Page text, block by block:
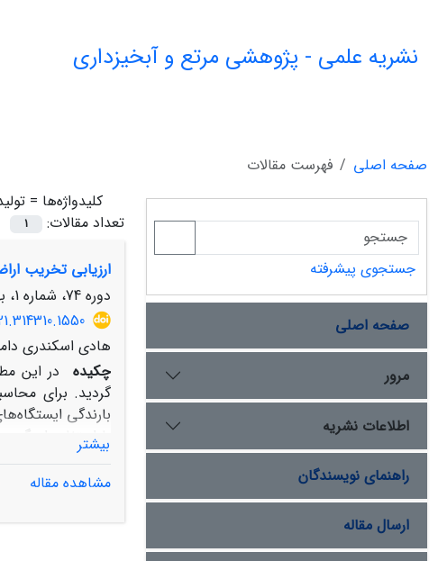
نشریه علمی - پژوهشی مرتع و آبخیزداری
صفحه اصلی
فهرست مقالات
کلیدواژه‌ها =
تعداد مقالات:
1
ارزیابی تخریب
دوره 74، شماره 1، بهار 1400، صفحه
هادی اسکندری
چکیده
بیشتر
مشاهده مقاله
جستجوی پیشرفته
صفحه اصلی
مرور
اطلاعات نشریه
راهنمای نویسندگان
ارسال مقاله